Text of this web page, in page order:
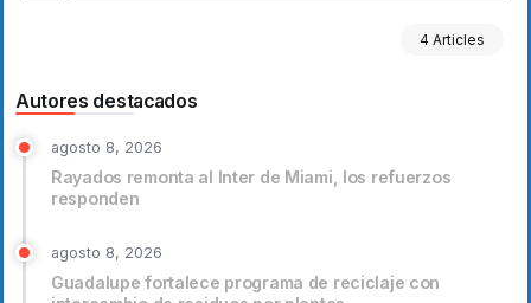
4 Articles
Autores destacados
agosto 8, 2026
Rayados remonta al Inter de Miami, los refuerzos
responden
agosto 8, 2026
Guadalupe fortalece programa de reciclaje con